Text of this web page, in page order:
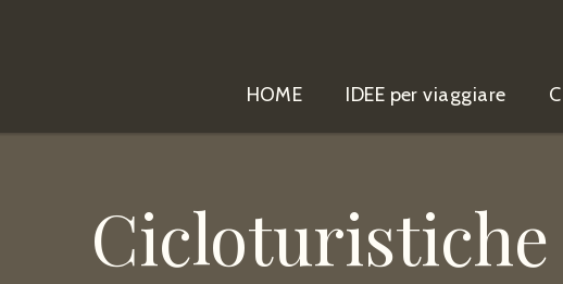
HOME IDEE per viaggiare
Cicloturistiche